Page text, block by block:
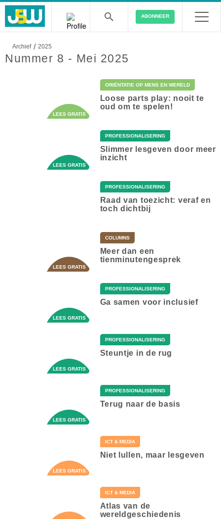
ABONNEER
Archief / 2025
Nummer 8 - Mei 2025
ORIËNTATIE OP MENS EN WERELD
Loose parts play: nooit te
oud om te spelen!
PROFESSIONALISERING
Slimmer lesgeven door meer
inzicht
PROFESSIONALISERING
Raad van toezicht: veraf en
toch dichtbij
COLUMNS
Meer dan een
tienminutengesprek
PROFESSIONALISERING
Ga samen voor inclusief
PROFESSIONALISERING
Steuntje in de rug
PROFESSIONALISERING
Terug naar de basis
ICT & MEDIA
Niet lullen, maar lesgeven
ICT & MEDIA
Atlas van de
wereldgeschiedenis